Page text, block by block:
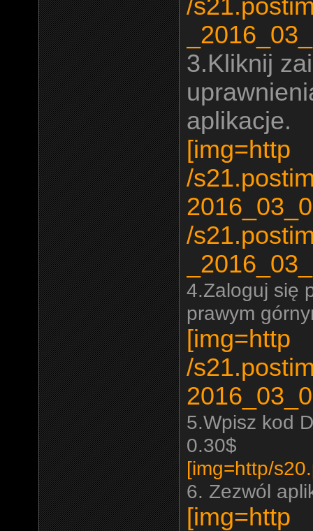
/
3.Kliknij
aplikacje.
[img=http
/
/
4.Zaloguj się
prawym
[img=http
/
5.Wpisz kod
0.30$
[img=http/
6. Zezwól
[img=http